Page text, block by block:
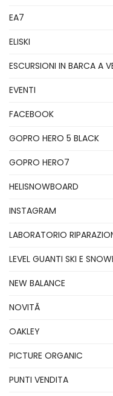
EA7
ELISKI
ESCURSIONI IN BARCA A
EVENTI
FACEBOOK
GOPRO HERO 5 BLACK
GOPRO HERO7
HELISNOWBOARD
INSTAGRAM
LABORATORIO
LEVEL GUANTI SKI E
NEW BALANCE
NOVITÃ
OAKLEY
PICTURE ORGANIC
PUNTI VENDITA